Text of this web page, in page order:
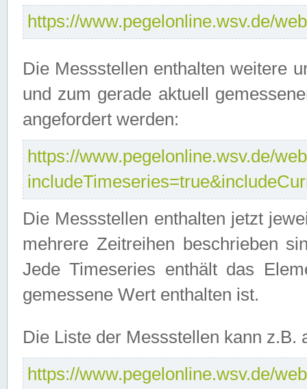
https://www.pegelonline.wsv.de/
Die Messstellen enthalten weitere
und zum gerade aktuell
angefordert werden:
https://www.pegelonline.wsv.de/
Die Messstellen enthalten jetzt
mehrere Zeitreihen beschrieben
Jede Timeseries enthält das
gemessene Wert enthalten ist.
Die Liste der Messstellen kann
https://www.pegelonline.wsv.de/